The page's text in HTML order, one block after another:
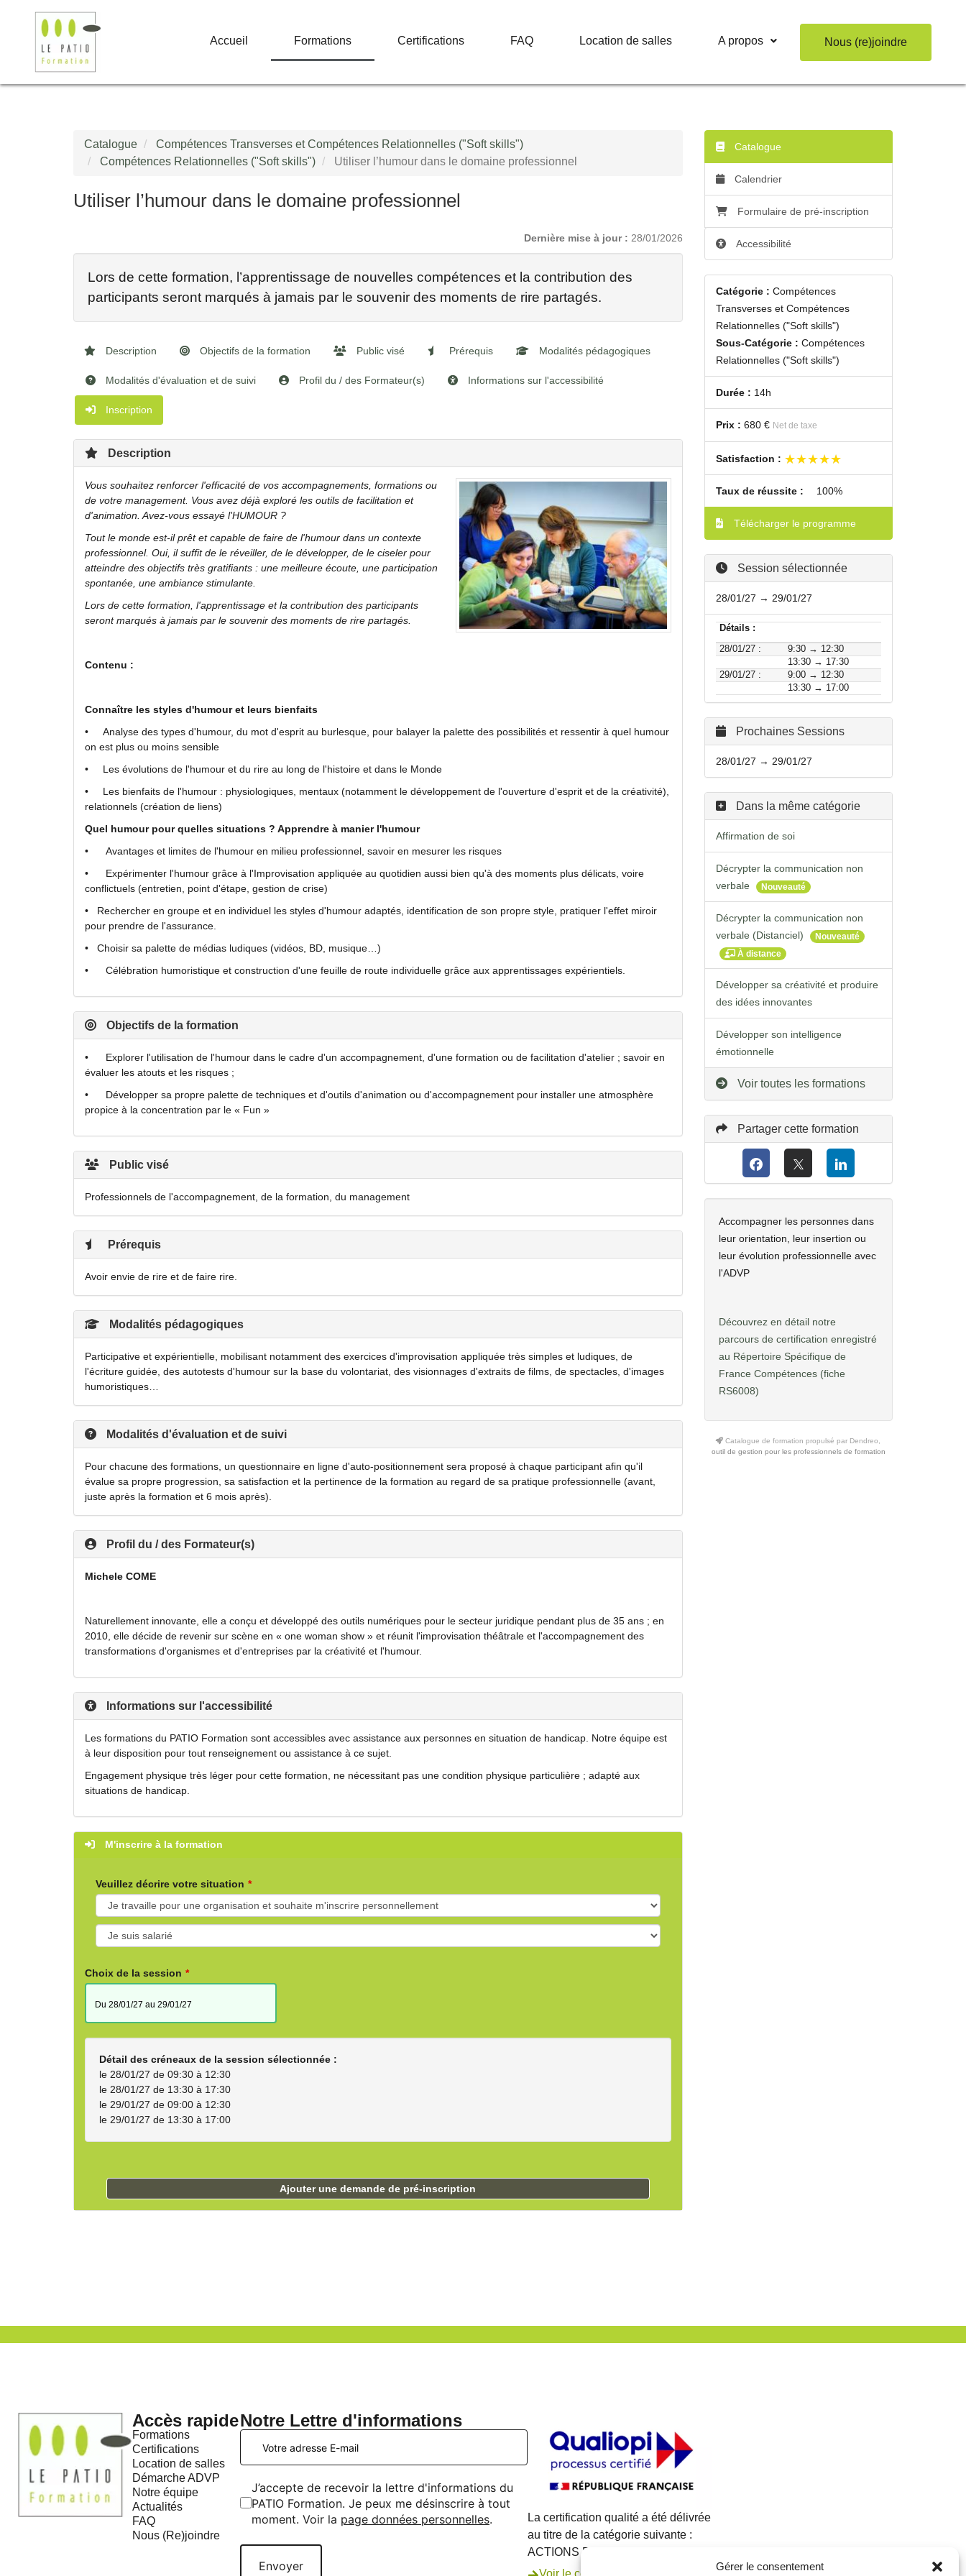
Gérer le consentement
Accueil Formations Certifications FAQ Location de salles A propos Nous (re)joindre
Catalogue
Compétences Transverses et Compétences Relationnelles ("Soft skills")
Compétences Relationnelles ("Soft skills")
Utiliser l’humour dans le domaine professionnel
Utiliser l’humour dans le domaine professionnel
Dernière mise à jour : 28/01/2026
Lors de cette formation, l’apprentissage de nouvelles compétences et la contribution des
participants seront marqués à jamais par le souvenir des moments de rire partagés.
Description Objectifs de la formation Public visé Prérequis Modalités pédagogiques
Modalités d'évaluation et de suivi Profil du / des Formateur(s) Informations sur l'accessibilité
Inscription
Description
Vous souhaitez renforcer l'efficacité de vos accompagnements, formations ou
de votre management. Vous avez déjà exploré les outils de facilitation et
d'animation. Avez-vous essayé l'HUMOUR ?
Tout le monde est-il prêt et capable de faire de l'humour dans un contexte
professionnel. Oui, il suffit de le réveiller, de le développer, de le ciseler pour
atteindre des objectifs très gratifiants : une meilleure écoute, une participation
spontanée, une ambiance stimulante.
Lors de cette formation, l'apprentissage et la contribution des participants
seront marqués à jamais par le souvenir des moments de rire partagés.
Contenu :
Connaître les styles d'humour et leurs bienfaits
• Analyse des types d'humour, du mot d'esprit au burlesque, pour balayer la palette des possibilités et ressentir à quel humour
on est plus ou moins sensible
• Les évolutions de l'humour et du rire au long de l'histoire et dans le Monde
• Les bienfaits de l'humour : physiologiques, mentaux (notamment le développement de l'ouverture d'esprit et de la créativité),
relationnels (création de liens)
Quel humour pour quelles situations ? Apprendre à manier l'humour
• Avantages et limites de l'humour en milieu professionnel, savoir en mesurer les risques
• Expérimenter l'humour grâce à l'Improvisation appliquée au quotidien aussi bien qu'à des moments plus délicats, voire
conflictuels (entretien, point d'étape, gestion de crise)
• Rechercher en groupe et en individuel les styles d'humour adaptés, identification de son propre style, pratiquer l'effet miroir
pour prendre de l'assurance.
• Choisir sa palette de médias ludiques (vidéos, BD, musique…)
• Célébration humoristique et construction d'une feuille de route individuelle grâce aux apprentissages expérientiels.
Objectifs de la formation
• Explorer l'utilisation de l'humour dans le cadre d'un accompagnement, d'une formation ou de facilitation d'atelier ; savoir en
évaluer les atouts et les risques ;
• Développer sa propre palette de techniques et d'outils d'animation ou d'accompagnement pour installer une atmosphère
propice à la concentration par le « Fun »
Public visé
Professionnels de l'accompagnement, de la formation, du management
Prérequis
Avoir envie de rire et de faire rire.
Modalités pédagogiques
Participative et expérientielle, mobilisant notamment des exercices d'improvisation appliquée très simples et ludiques, de
l'écriture guidée, des autotests d'humour sur la base du volontariat, des visionnages d'extraits de films, de spectacles, d'images
humoristiques…
Modalités d'évaluation et de suivi
Pour chacune des formations, un questionnaire en ligne d'auto-positionnement sera proposé à chaque participant afin qu'il
évalue sa propre progression, sa satisfaction et la pertinence de la formation au regard de sa pratique professionnelle (avant,
juste après la formation et 6 mois après).
Profil du / des Formateur(s)
Michele COME
Naturellement innovante, elle a conçu et développé des outils numériques pour le secteur juridique pendant plus de 35 ans ; en
2010, elle décide de revenir sur scène en « one woman show » et réunit l'improvisation théâtrale et l'accompagnement des
transformations d'organismes et d'entreprises par la créativité et l'humour.
Informations sur l'accessibilité
Les formations du PATIO Formation sont accessibles avec assistance aux personnes en situation de handicap. Notre équipe est
à leur disposition pour tout renseignement ou assistance à ce sujet.
Engagement physique très léger pour cette formation, ne nécessitant pas une condition physique particulière ; adapté aux
situations de handicap.
M'inscrire à la formation
Veuillez décrire votre situation
Choix de la session
du 28/01/27 au 29/01/27
Détail des créneaux de la session sélectionnée :
le 28/01/27 de 09:30 à 12:30
le 28/01/27 de 13:30 à 17:30
le 29/01/27 de 09:00 à 12:30
le 29/01/27 de 13:30 à 17:00
Ajouter une demande de pré-inscription
Catalogue
Calendrier
Formulaire de pré-inscription
Accessibilité
Catégorie : Compétences
Transverses et Compétences
Relationnelles ("Soft skills")
Sous-Catégorie : Compétences
Relationnelles ("Soft skills")
Durée : 14h
Prix : 680 € Net de taxe
Satisfaction : ★★★★★
★★★★★
Taux de réussite : 100%
Télécharger le programme
Session sélectionnée
28/01/27 → 29/01/27
Détails :
28/01/27 :
9:30 → 12:30
13:30 → 17:30
29/01/27 :
9:00 → 12:30
13:30 → 17:00
Prochaines Sessions
28/01/27 → 29/01/27
Dans la même catégorie
Affirmation de soi
Décrypter la communication non
verbale
Nouveauté
Décrypter la communication non
verbale (Distanciel)
Nouveauté
À distance
Développer sa créativité et produire
des idées innovantes
Développer son intelligence
émotionnelle
Voir toutes les formations
Partager cette formation
Accompagner les personnes dans
leur orientation, leur insertion ou
leur évolution professionnelle avec
l'ADVP
Découvrez en détail notre
parcours de certification enregistré
au Répertoire Spécifique de
France Compétences (fiche
RS6008)
Catalogue de formation propulsé par Dendreo,
outil de gestion pour les professionnels de formation
Accès rapide
Formations
Certifications
Location de salles
Démarche ADVP
Notre équipe
Actualités
FAQ
Nous (Re)joindre
Notre Lettre d'informations
J’accepte de recevoir la lettre d'informations du
PATIO Formation. Je peux me désinscrire à tout
moment. Voir la page données personnelles.
La certification qualité a été délivrée
au titre de la catégorie suivante :
ACTIONS DE FORMATION